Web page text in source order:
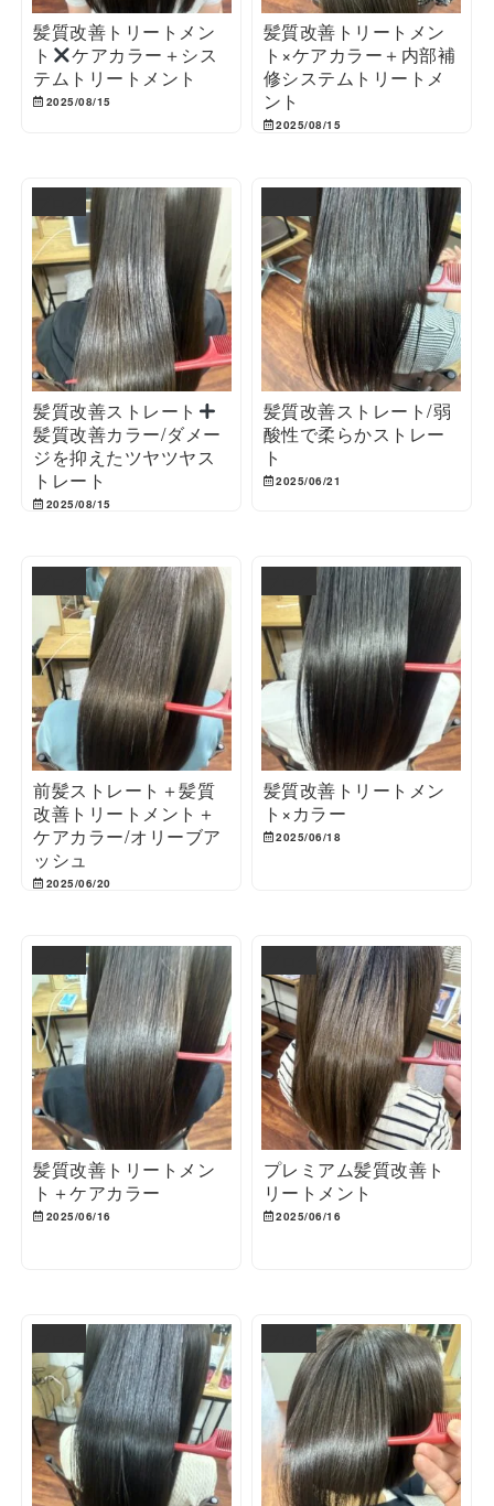
髪質改善トリートメン
ト
ケアカラー＋シス
テムトリートメント
2025/08/15
髪質改善トリートメン
ト×ケアカラー＋内部補
修システムトリートメ
ント
2025/08/15
髪質改善ストレート
髪質改善カラー/ダメー
ジを抑えたツヤツヤス
トレート
2025/08/15
髪質改善ストレート/弱
酸性で柔らかストレー
ト
2025/06/21
前髪ストレート＋髪質
改善トリートメント＋
ケアカラー/オリーブア
ッシュ
2025/06/20
髪質改善トリートメン
ト×カラー
2025/06/18
髪質改善トリートメン
ト＋ケアカラー
2025/06/16
プレミアム髪質改善ト
リートメント
2025/06/16